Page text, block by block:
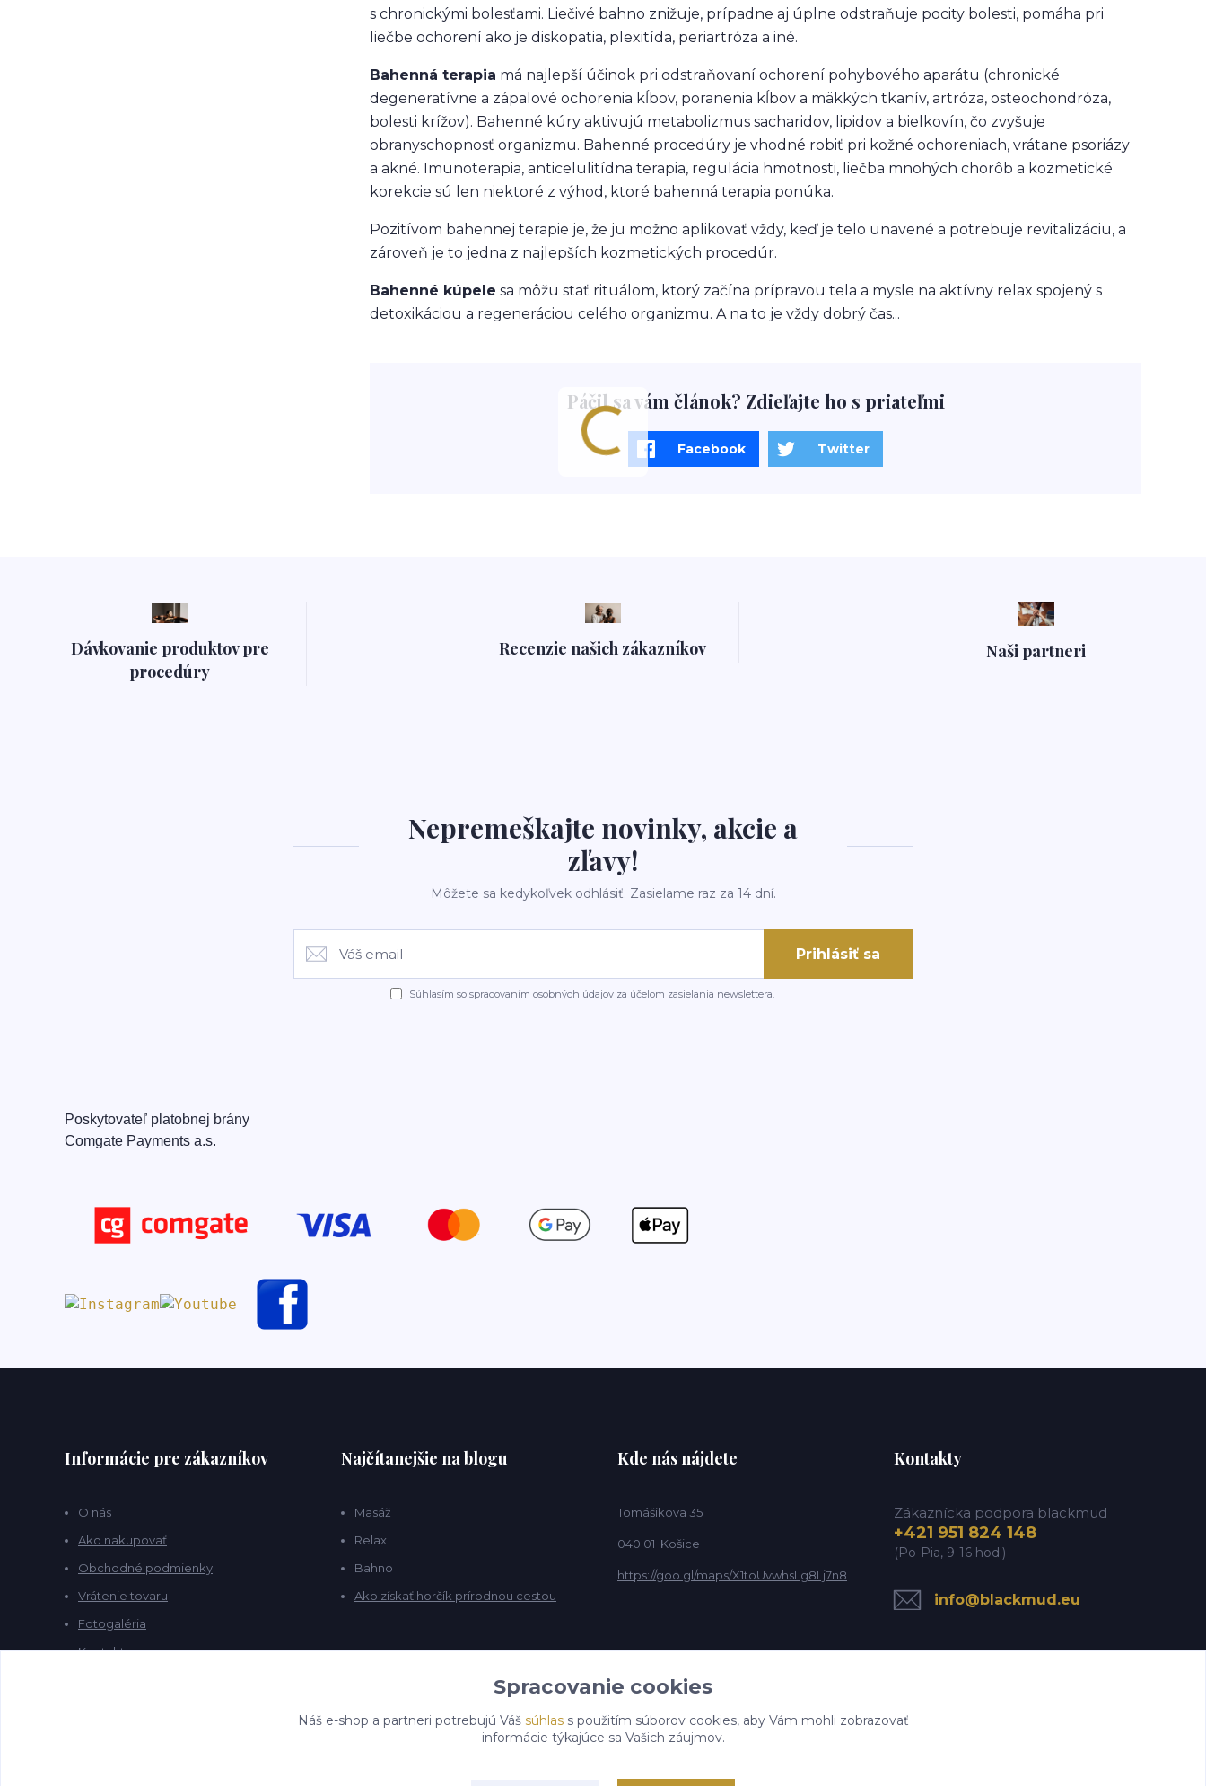
s chronickými bolesťami. Liečivé bahno znižuje, prípadne aj úplne odstraňuje pocity bolesti, pomáha pri
liečbe ochorení ako je diskopatia, plexitída, periartróza a iné.
Bahenná terapia má najlepší účinok pri odstraňovaní ochorení pohybového aparátu (chronické
degeneratívne a zápalové ochorenia kĺbov, poranenia kĺbov a mäkkých tkanív, artróza, osteochondróza,
bolesti krížov). Bahenné kúry aktivujú metabolizmus sacharidov, lipidov a bielkovín, čo zvyšuje
obranyschopnosť organizmu. Bahenné procedúry je vhodné robiť pri kožné ochoreniach, vrátane psoriázy
a akné. Imunoterapia, anticelulitídna terapia, regulácia hmotnosti, liečba mnohých chorôb a kozmetické
korekcie sú len niektoré z výhod, ktoré bahenná terapia ponúka.
Pozitívom bahennej terapie je, že ju možno aplikovať vždy, keď je telo unavené a potrebuje revitalizáciu, a
zároveň je to jedna z najlepších kozmetických procedúr.
Bahenné kúpele sa môžu stať rituálom, ktorý začína prípravou tela a mysle na aktívny relax spojený s
detoxikáciou a regeneráciou celého organizmu. A na to je vždy dobrý čas...
Páčil sa vám článok? Zdieľajte ho s priateľmi
Facebook Twitter
Dávkovanie produktov pre
procedúry
Recenzie našich zákazníkov Naši partneri
Nepremeškajte novinky, akcie a
zľavy!
Môžete sa kedykoľvek odhlásiť. Zasielame raz za 14 dní.
Prihlásiť sa
Súhlasím so spracovaním osobných údajovza účelom zasielania newslettera.
Poskytovateľ platobnej brány
Comgate Payments a.s.
Informácie pre zákazníkov
O nás
Ako nakupovať
Obchodné podmienky
Vrátenie tovaru
Fotogaléria
Kontakty
Najčítanejšie na blogu
Masáž
Relax
Bahno
Ako získať horčík prírodnou cestou
Kde nás nájdete
Tomášikova 35
040 01 Košice
https://goo.gl/maps/X1toUvwhsLg8Lj7n8
Kontakty
Zákaznícka podpora blackmud
+421 951 824 148
(Po-Pia, 9-16 hod.)
info@blackmud.eu
Spracovanie cookies
Náš e-shop a partneri potrebujú Váš súhlass použitím súborov cookies, aby Vám mohli zobrazovať
informácie týkajúce sa Vašich záujmov.